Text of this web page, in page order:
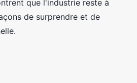
que l'industrie reste à
de surprendre et de